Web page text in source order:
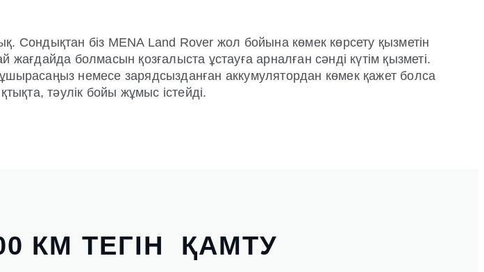
Сондықтан біз MENA Land Rover жол бойына көмек көрсету қызметін
болмасын қозғалыста ұстауға арналған сәнді күтім қызметі.
немесе зарядсызданған аккумулятордан көмек қажет болса
тәулік бойы жұмыс істейді.
КМ ТЕГІН ҚАМТУ